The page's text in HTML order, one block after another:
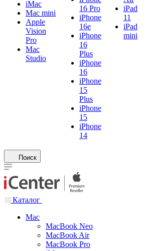
iMac
Mac mini
Apple
Vision
Pro
Mac
Studio
16 Pro
iPhone
16e
iPhone
16
Plus
iPhone
16
iPhone
15
Plus
iPhone
15
iPhone
14
iPad
11
iPad
mini
Поиск
Каталог
Mac
MacBook Neo
MacBook Air
MacBook Pro